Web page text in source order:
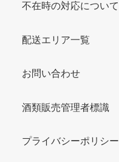
不在時の対応について
配送エリア一覧
お問い合わせ
酒類販売管理者標識
プライバシーポリシー